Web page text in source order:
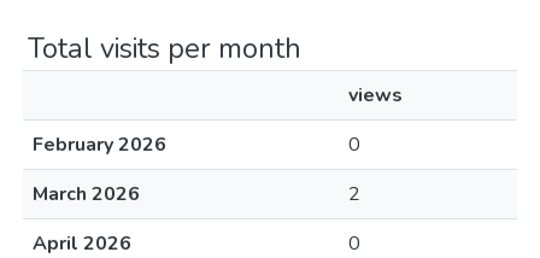
Total visits per month
views
February 2026
0
March 2026
2
April 2026
0